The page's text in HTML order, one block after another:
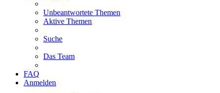
Unbeantwortete Themen
Aktive Themen
Suche
Das Team
FAQ
Anmelden